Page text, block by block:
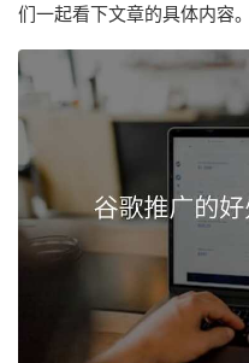
们一起看下文章的具体内容。